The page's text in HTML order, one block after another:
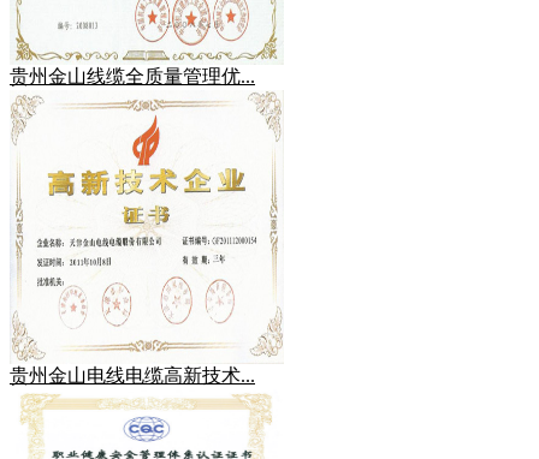
贵州金山线缆全质量管理优...
贵州金山电线电缆高新技术...